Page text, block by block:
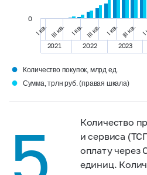
I кв.
2021
III кв. I кв.
2022
III кв. I кв.
2023
III кв. I
0
● Количество покупок, млрд ед.
● Сумма, трлн руб. (правая шкала)
5
Количество
и сервиса
оплату через
единиц.